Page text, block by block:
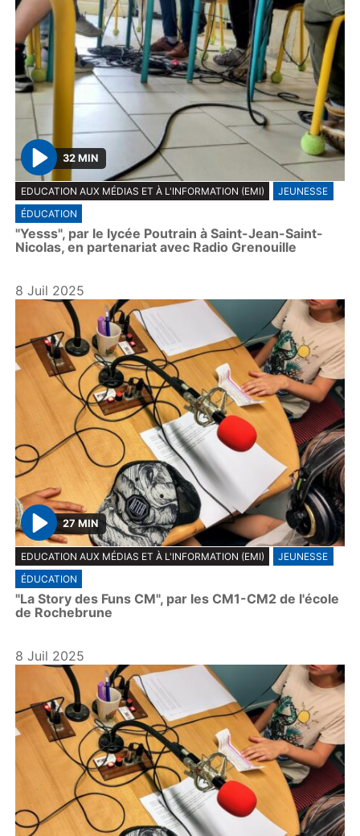
P
l
a
y
32 MIN
EDUCATION AUX MÉDIAS ET À L'INFORMATION (EMI)
JEUNESSE
ÉDUCATION
"Yesss", par le lycée Poutrain à Saint-Jean-Saint-
Nicolas, en partenariat avec Radio Grenouille
8 Juil 2025
P
l
a
y
27 MIN
EDUCATION AUX MÉDIAS ET À L'INFORMATION (EMI)
JEUNESSE
ÉDUCATION
"La Story des Funs CM", par les CM1-CM2 de l'école
de Rochebrune
8 Juil 2025